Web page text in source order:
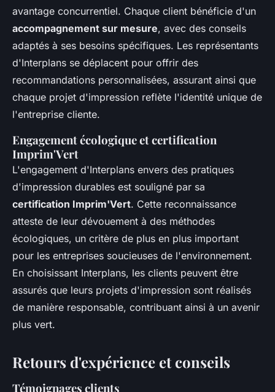
avantage concurrentiel. Chaque client bénéficie d'un
accompagnement sur mesure, avec des conseils
adaptés à ses besoins spécifiques. Les représentants
d'Interplans se déplacent pour offrir des
recommandations personnalisées, assurant ainsi que
chaque projet d'impression reflète l'identité unique de
l'entreprise cliente.
Engagement écologique et certification
Imprim'Vert
L'engagement d'Interplans envers des pratiques
d'impression durables est souligné par sa
certification Imprim'Vert. Cette reconnaissance
atteste de leur dévouement à des méthodes
écologiques, un critère de plus en plus important
pour les entreprises soucieuses de l'environnement.
En choisissant Interplans, les clients peuvent être
assurés que leurs projets d'impression sont réalisés
de manière responsable, contribuant ainsi à un avenir
plus vert.
Retours d'expérience et conseils
Témoignages clients